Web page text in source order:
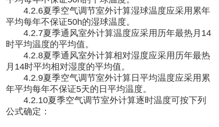
4.2.6夏季空气调节室外计算湿球温度应采用累年
平均每年不保证50h的湿球温度。
4.2.7夏季通风室外计算温度应采用历年最热月14
时平均温度的平均值。
4.2.8夏季通风室外计算相对湿度应采用历年最热
月14时平均相对湿度的平均值。
4.2.9夏季空气调节室外计算日平均温度应采用累
年平均每年不保证5天的日平均温度。
4.2.10夏季空气调节室外计算逐时温度可按下列
公式确定：